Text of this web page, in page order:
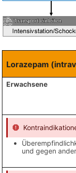
Lorazepam
Erwachsene
und gegen